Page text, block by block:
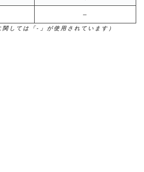
–
関しては「-」が使用されています）